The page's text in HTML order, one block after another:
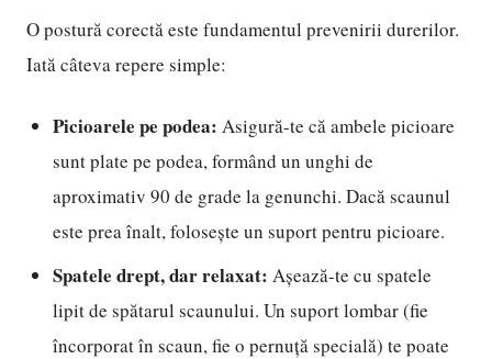
O postură corectă este fundamentul prevenirii durerilor.
Iată câteva repere simple:
Picioarele pe podea: Asigură-te că ambele picioare
sunt plate pe podea, formând un unghi de
aproximativ 90 de grade la genunchi. Dacă scaunul
este prea înalt, folosește un suport pentru picioare.
Spatele drept, dar relaxat: Așează-te cu spatele
lipit de spătarul scaunului. Un suport lombar (fie
încorporat în scaun, fie o pernuță specială) te poate